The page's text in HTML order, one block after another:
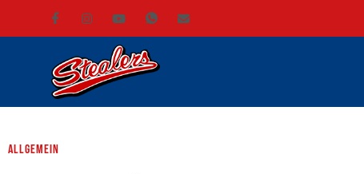
Allgemein